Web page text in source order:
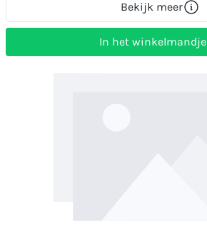
Bekijk meer
In het winkelmandje